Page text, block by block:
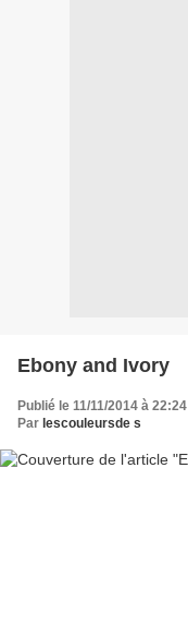
Ebony and Ivory
Publié le 11/11/2014 à 22:24
Par lescouleursde s